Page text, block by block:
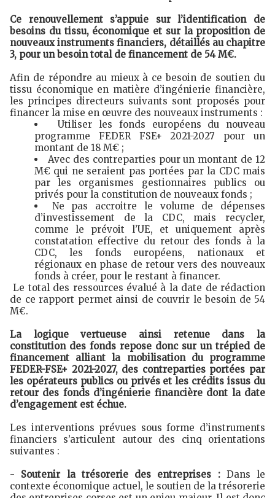
Ce renouvellement s’appuie sur l’identification de
besoins du tissu, économique et sur la proposition de
nouveaux instruments financiers, détaillés au chapitre
3, pour un besoin total de financement de 54 M€.
Afin de répondre au mieux à ce besoin de soutien du
tissu économique en matière d’ingénierie financière,
les principes directeurs suivants sont proposés pour
financer la mise en œuvre des nouveaux instruments :
Utiliser les fonds européens du nouveau
programme FEDER FSE+ 2021-2027 pour un
montant de 18 M€ ;
Avec des contreparties pour un montant de 12
M€ qui ne seraient pas portées par la CDC mais
par les organismes gestionnaires publics ou
privés pour la constitution de nouveaux fonds ;
Ne pas accroitre le volume de dépenses
d’investissement de la CDC, mais recycler,
comme le prévoit l’UE, et uniquement après
constatation effective du retour des fonds à la
CDC, les fonds européens, nationaux et
régionaux en phase de retour vers des nouveaux
fonds à créer, pour le restant à financer.
Le total des ressources évalué à la date de rédaction
de ce rapport permet ainsi de couvrir le besoin de 54
M€.
La logique vertueuse ainsi retenue dans la
constitution des fonds repose donc sur un trépied de
financement alliant la mobilisation du programme
FEDER-FSE+ 2021-2027, des contreparties portées par
les opérateurs publics ou privés et les crédits issus du
retour des fonds d’ingénierie financière dont la date
d’engagement est échue.
Les interventions prévues sous forme d’instruments
financiers s’articulent autour des cinq orientations
suivantes :
- Soutenir la trésorerie des entreprises :Dans le
contexte économique actuel, le soutien de la trésorerie